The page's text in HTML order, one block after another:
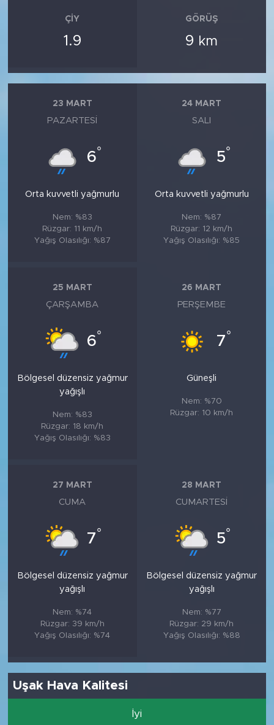
ÇIY
1.9
GÖRÜŞ
9 km
23 MART
PAZARTESI
6°
Orta kuvvetli yağmurlu
Nem: %83
Rüzgar: 11 km/h
Yağış Olasılığı: %87
24 MART
SALI
5°
Orta kuvvetli yağmurlu
Nem: %87
Rüzgar: 12 km/h
Yağış Olasılığı: %85
25 MART
ÇARŞAMBA
6°
Bölgesel düzensiz yağmur
yağışlı
Nem: %83
Rüzgar: 18 km/h
Yağış Olasılığı: %83
26 MART
PERŞEMBE
7°
Güneşli
Nem: %70
Rüzgar: 10 km/h
27 MART
CUMA
7°
Bölgesel düzensiz yağmur
yağışlı
Nem: %74
Rüzgar: 39 km/h
Yağış Olasılığı: %74
28 MART
CUMARTESI
5°
Bölgesel düzensiz yağmur
yağışlı
Nem: %77
Rüzgar: 29 km/h
Yağış Olasılığı: %88
Uşak Hava Kalitesi
İyi